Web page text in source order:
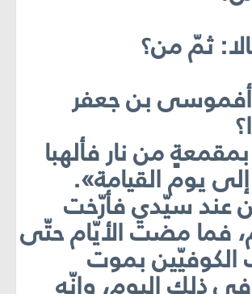
ثمّ من؟
أفموسى بن جعفر
من نار فألهبا
يوم القيامة».
عند سيّدي فأرّخت
فما مضت الأيّام حتّى
الكوفيّين بموت
ذلك اليوم، وإنّه